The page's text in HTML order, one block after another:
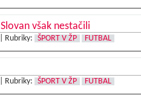
však nestačili
Rubriky: ŠPORT V ŽP FUTBAL
Rubriky: ŠPORT V ŽP FUTBAL